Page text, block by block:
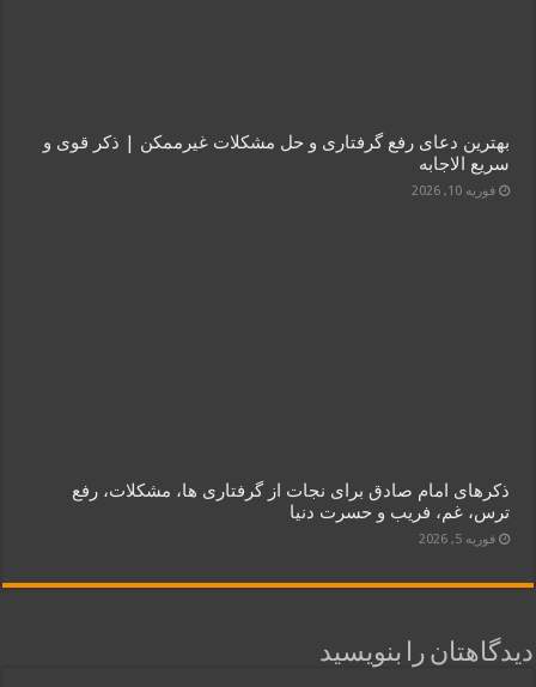
بهترین دعای رفع گرفتاری و حل مشکلات غیرممکن | ذکر قوی و
سریع‌ الاجابه
فوریه 10, 2026
ذکرهای امام صادق برای نجات از گرفتاری‌ ها، مشکلات، رفع
ترس، غم، فریب و حسرت دنیا
فوریه 5, 2026
دیدگاهتان را بنویسید